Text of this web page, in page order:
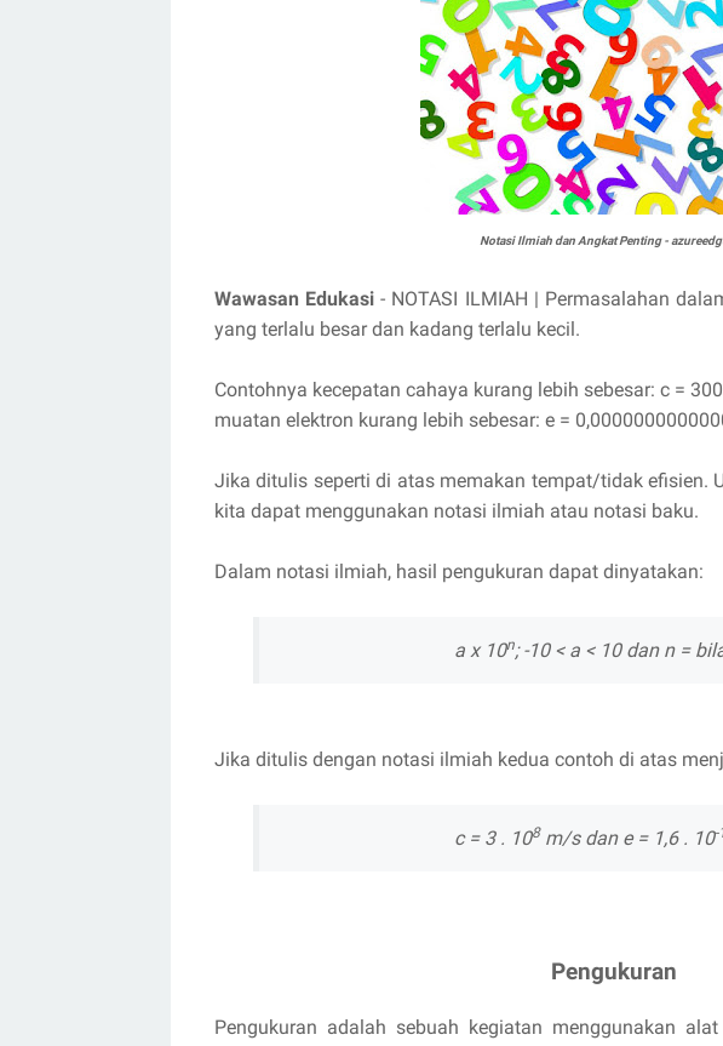
Notasi Ilmiah dan Angkat Penting -
Wawasan Edukasi - NOTASI ILMIAH | Permasalahan
yang terlalu besar dan kadang terlalu kecil.
Contohnya kecepatan cahaya kurang lebih sebesar: c =
muatan elektron kurang lebih sebesar: e =
Jika ditulis seperti di atas memakan tempat/tidak efisien.
kita dapat menggunakan notasi ilmiah atau notasi baku.
Dalam notasi ilmiah, hasil pengukuran dapat dinyatakan:
a x 10n; -10 < a < 10 dan n =
Jika ditulis dengan notasi ilmiah kedua contoh di atas
c = 3 . 108m/s dan e = 1,6 . 10-
Pengukuran
Pengukuran adalah sebuah kegiatan menggunakan